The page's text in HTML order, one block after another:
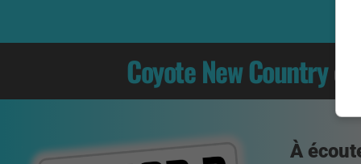
Coyote New Country
À